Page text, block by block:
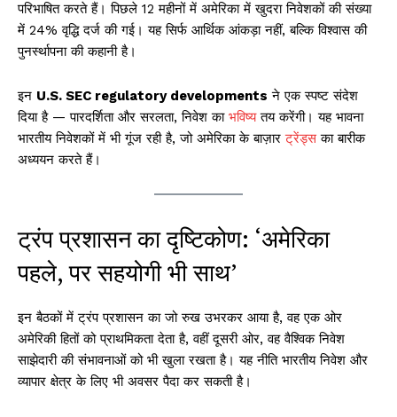
परिभाषित करते हैं। पिछले 12 महीनों में अमेरिका में खुदरा निवेशकों की संख्या
में 24% वृद्धि दर्ज की गई। यह सिर्फ आर्थिक आंकड़ा नहीं, बल्कि विश्वास की
पुनर्स्थापना की कहानी है।
इन U.S. SEC regulatory developments ने एक स्पष्ट संदेश
दिया है — पारदर्शिता और सरलता, निवेश का भविष्यतय करेंगी। यह भावना
भारतीय निवेशकों में भी गूंज रही है, जो अमेरिका के बाज़ारट्रेंड्सका बारीक
अध्ययन करते हैं।
ट्रंप प्रशासन का दृष्टिकोण: ‘अमेरिका
पहले, पर सहयोगी भी साथ’
इन बैठकों में ट्रंप प्रशासन का जो रुख उभरकर आया है, वह एक ओर
अमेरिकी हितों को प्राथमिकता देता है, वहीं दूसरी ओर, वह वैश्विक निवेश
साझेदारी की संभावनाओं को भी खुला रखता है। यह नीति भारतीय निवेश और
व्यापार क्षेत्र के लिए भी अवसर पैदा कर सकती है।